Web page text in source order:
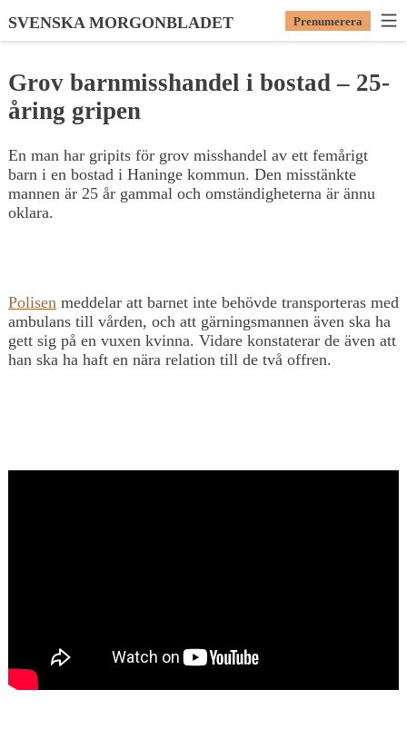
SVENSKA MORGONBLADET Prenumerera
Grov barnmisshandel i bostad – 25-
åring gripen
En man har gripits för grov misshandel av ett femårigt
barn i en bostad i Haninge kommun. Den misstänkte
mannen är 25 år gammal och omständigheterna är ännu
oklara.
Polisen meddelar att barnet inte behövde transporteras med
ambulans till vården, och att gärningsmannen även ska ha
gett sig på en vuxen kvinna. Vidare konstaterar de även att
han ska ha haft en nära relation till de två offren.